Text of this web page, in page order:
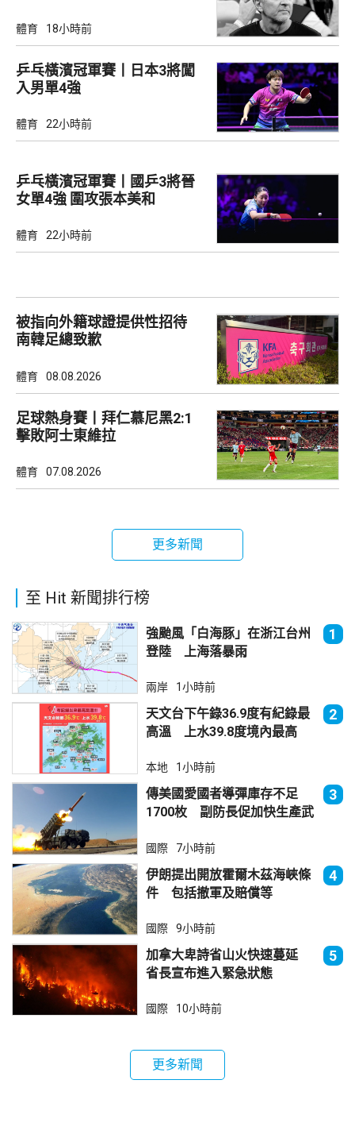
體育 18小時前
乒乓橫濱冠軍賽丨日本3將闖
入男單4強
體育 22小時前
乒乓橫濱冠軍賽丨國乒3將晉
女單4強 圍攻張本美和
體育 22小時前
被指向外籍球證提供性招待
南韓足總致歉
體育 08.08.2026
足球熱身賽丨拜仁慕尼黑2:1
擊敗阿士東維拉
體育 07.08.2026
更多新聞
至 Hit 新聞排行榜
強颱風「白海豚」在浙江台州
登陸 上海落暴雨
1
兩岸 1小時前
天文台下午錄36.9度有紀錄最
高溫 上水39.8度境內最高
2
本地 1小時前
傳美國愛國者導彈庫存不足
1700枚 副防長促加快生產武
3
國際 7小時前
伊朗提出開放霍爾木茲海峽條
件 包括撤軍及賠償等
4
國際 9小時前
加拿大卑詩省山火快速蔓延
省長宣布進入緊急狀態
5
國際 10小時前
更多新聞